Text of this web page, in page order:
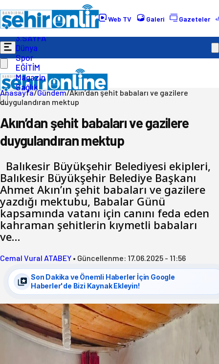
Web TV Galeri Gazeteler
Gündem
Ekonomi
Politika
3.SAYFA
Dünya
Spor
EĞİTİM
Magazin
Sağlık
Anasayfa/Gündem/Akın’dan şehit babaları ve gazilere
duygulandıran mektup
Akın’dan şehit babaları ve gazilere
duygulandıran mektup
Balıkesir Büyükşehir Belediyesi ekipleri,
Balıkesir Büyükşehir Belediye Başkanı
Ahmet Akın’ın şehit babaları ve gazilere
yazdığı mektubu, Babalar Günü
kapsamında vatanı için canını feda eden
kahraman şehitlerin kıymetli babaları
ve…
Cemal Vural ATABEY • Güncellenme: 17.06.2025 - 11:56
Son Dakika ve Önemli Haberler İçin Google
Haberler'de Bizi Kaynak Ekleyin!